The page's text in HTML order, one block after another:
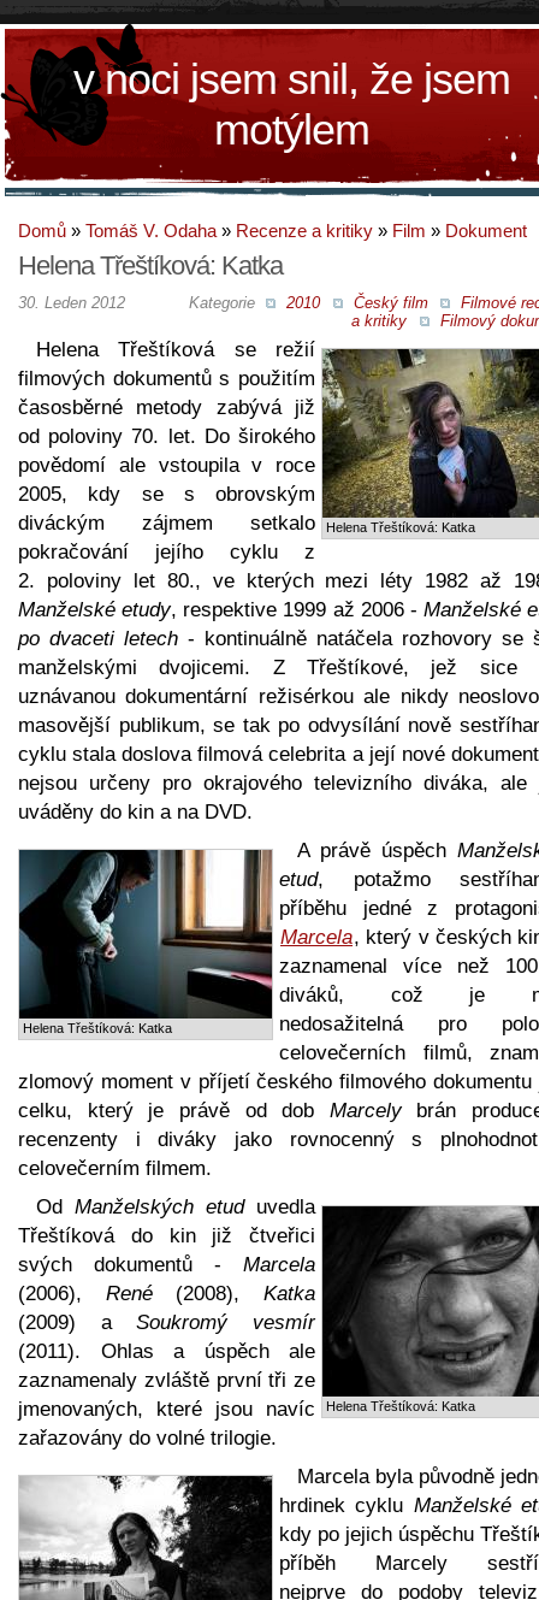
v noci jsem snil, že jsem
motýlem
Domů » Tomáš V. Odaha » Recenze a kritiky » Film » Dokument
Helena Třeštíková: Katka
Kategorie 2010 Český film
Filmové
a kritiky
Filmový
30. Leden 2012
Helena Třeštíková: Katka
Helena Třeštíková se režií
filmových dokumentů s použitím
časosběrné metody zabývá již
od poloviny 70. let. Do širokého
povědomí ale vstoupila v roce
2005, kdy se s obrovským
diváckým zájmem setkalo
pokračování jejího cyklu z
2. poloviny let 80., ve kterých mezi léty 1982 až
Manželské etudy, respektive 1999 až 2006 - Manželské
po dvaceti letech - kontinuálně natáčela rozhovory se
manželskými dvojicemi. Z Třeštíkové, jež sice
uznávanou dokumentární režisérkou ale nikdy
masovější publikum, se tak po odvysílání nově
cyklu stala doslova filmová celebrita a její nové
nejsou určeny pro okrajového televizního diváka, ale
uváděny do kin a na DVD.
Helena Třeštíková: Katka
A právě úspěch
etud, potažmo
příběhu jedné z
Marcela, který v českých
zaznamenal více než
diváků, což je
nedosažitelná pro
celovečerních filmů,
zlomový moment v příjetí českého filmového dokumentu
celku, který je právě od dob Marcelybrán
recenzenty i diváky jako rovnocenný s
celovečerním filmem.
Helena Třeštíková: Katka
Od Manželských etuduvedla
Třeštíková do kin již čtveřici
svých dokumentů - Marcela
(2006), René(2008),Katka
(2009) aSoukromý vesmír
(2011). Ohlas a úspěch ale
zaznamenaly zvláště první tři ze
jmenovaných, které jsou navíc
zařazovány do volné trilogie.
Marcela byla původně
hrdinek cyklu Manželské
kdy po jejich úspěchu
příběh Marcely
nejprve do podoby